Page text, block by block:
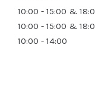
10:00 - 15:00 &
10:00 - 15:00 &
10:00 - 14:00